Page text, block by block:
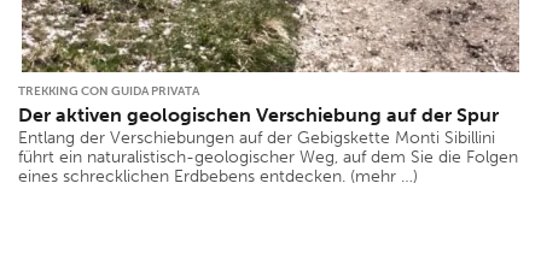
TREKKING CON GUIDA PRIVATA
Der aktiven geologischen Verschiebung auf der Spur
Entlang der Verschiebungen auf der Gebigskette Monti Sibillini
führt ein naturalistisch-geologischer Weg, auf dem Sie die Folgen
eines schrecklichen Erdbebens entdecken. (mehr …)